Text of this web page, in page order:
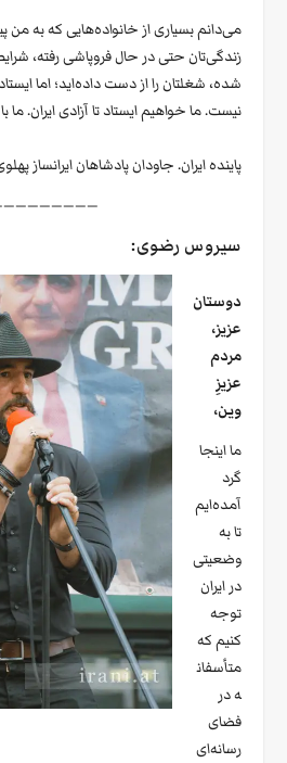
می‌دانم بسیاری از خانواده‌هایی که به من
زندگی‌تان حتی در حال فروپاشی رفته،
شده، شغلتان را از دست داده‌اید؛ اما
نیست. ما خواهیم ایستاد تا آزادی ایران. ما
پاینده ایران. جاودان پادشاهان ایرانساز
سیروس رضوی:
دوستان
عزیز،
مردم
عزیزِ
وین،
ما اینجا
گرد
آمده‌ایم
تا به
وضعیتی
در ایران
توجه
کنیم که
متأسفان
ه در
فضای
رسانه‌ای